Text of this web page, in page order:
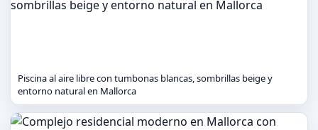
Piscina al aire libre con tumbonas blancas, sombrillas beige y
entorno natural en Mallorca